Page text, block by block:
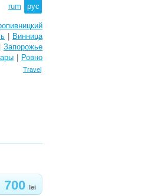
рус
rum
Винница
Запорожье
Ровно
Travel
700 lei